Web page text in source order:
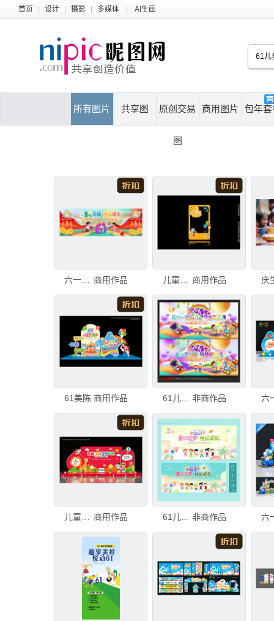
首页 设计 摄影 多媒体 AI生画
所有图片 共享图 原创交易
图
商用图片 包年套
商用作品 儿童节拍照框 商用作品
61美陈 商用作品 61儿童节活动背景 非商作品
商用作品 61儿童节活动背景 非商作品